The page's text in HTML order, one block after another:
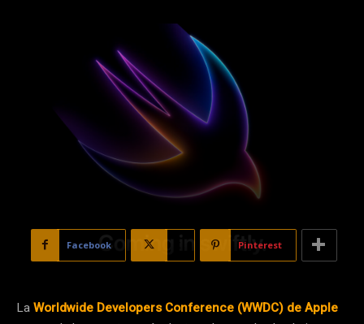
Facebook Pinterest
LaWorldwide Developers Conference (WWDC) de Apple